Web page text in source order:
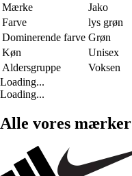
Mærke
Jako
Farve
lys grøn
Dominerende farve Grøn
Køn
Unisex
Aldersgruppe
Voksen
Loading...
Loading...
Alle vores mærker